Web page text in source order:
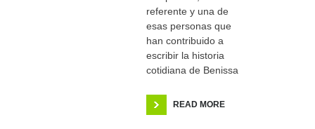
referente y una de
esas personas que
han contribuido a
escribir la historia
cotidiana de Benissa
READ MORE